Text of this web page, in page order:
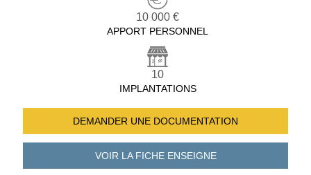
10 000 €
APPORT PERSONNEL
10
IMPLANTATIONS
DEMANDER UNE DOCUMENTATION
VOIR LA FICHEENSEIGNE